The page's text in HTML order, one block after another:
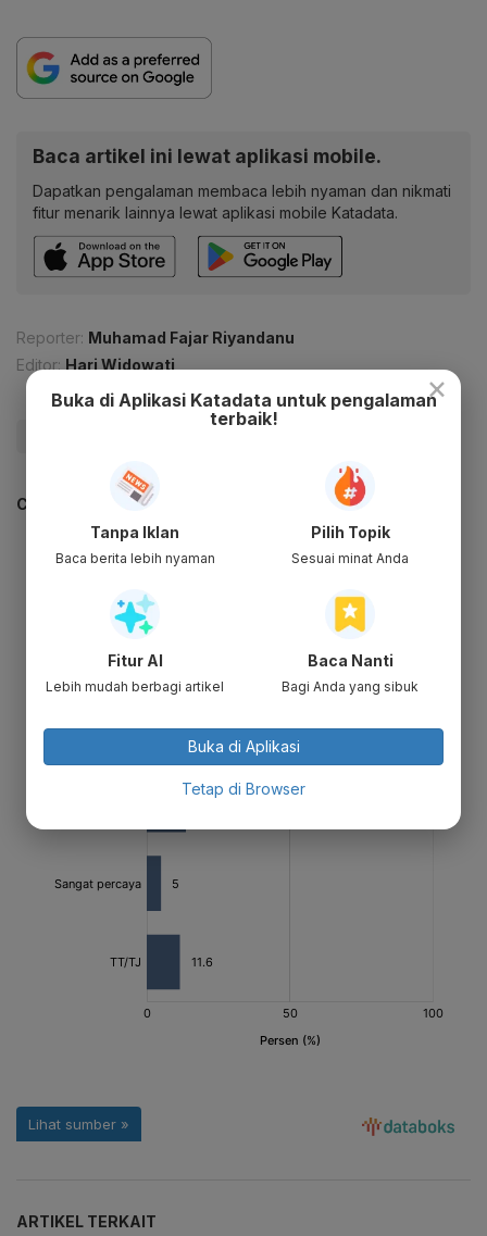
Baca artikel ini lewat aplikasi mobile.
Dapatkan pengalaman membaca lebih nyaman dan nikmati
fitur menarik lainnya lewat aplikasi mobile Katadata.
Reporter: Muhamad Fajar Riyandanu
Editor: Hari Widowati
CEK JUGA DATA INI
ARTIKEL TERKAIT
×
Buka di Aplikasi Katadata untuk pengalaman
terbaik!
Tanpa Iklan
Baca berita lebih nyaman
Pilih Topik
Sesuai minat Anda
Fitur AI
Lebih mudah berbagi artikel
Baca Nanti
Bagi Anda yang sibuk
Buka di Aplikasi
Tetap di Browser